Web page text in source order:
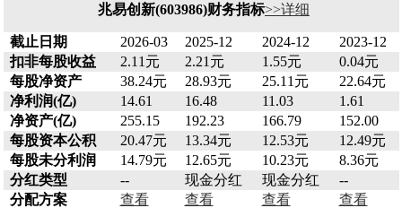
兆易创新(603986)财务指标>>详细
截止日期 2026-03 2025-12 2024-12
2023-12
扣非每股收益
2.11元 2.21元 1.55元
0.04元
每股净资产
38.24元 28.93元 25.11元
22.64元
净利润(亿)
14.61 16.48 11.03
1.61
净资产(亿)
255.15 192.23 166.79
152.00
每股资本公积
20.47元 13.34元 12.53元
12.49元
每股未分利润
14.79元 12.65元 10.23元
8.36元
分红类型
-- 现金分红 现金分红
--
分配方案
查看 查看 查看
查看